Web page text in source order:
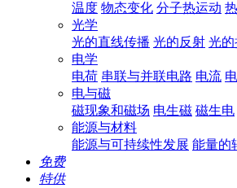
温度 物态变化 分子热运动
光学
光的直线传播 光的反射 光
电学
电荷 串联与并联电路 电流
电与磁
磁现象和磁场 电生磁 磁生电
能源与材料
能源与可持续性发展 能量的
免费
特供